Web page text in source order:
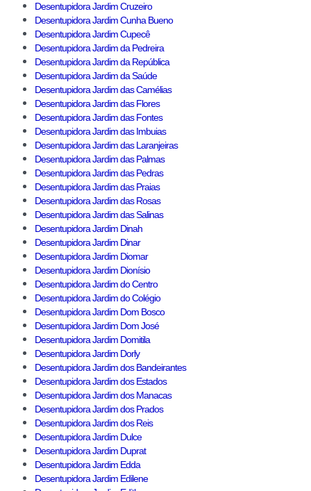
Desentupidora Jardim Cruzeiro
Desentupidora Jardim Cunha Bueno
Desentupidora Jardim Cupecê
Desentupidora Jardim da Pedreira
Desentupidora Jardim da República
Desentupidora Jardim da Saúde
Desentupidora Jardim das Camélias
Desentupidora Jardim das Flores
Desentupidora Jardim das Fontes
Desentupidora Jardim das Imbuias
Desentupidora Jardim das Laranjeiras
Desentupidora Jardim das Palmas
Desentupidora Jardim das Pedras
Desentupidora Jardim das Praias
Desentupidora Jardim das Rosas
Desentupidora Jardim das Salinas
Desentupidora Jardim Dinah
Desentupidora Jardim Dinar
Desentupidora Jardim Diomar
Desentupidora Jardim Dionísio
Desentupidora Jardim do Centro
Desentupidora Jardim do Colégio
Desentupidora Jardim Dom Bosco
Desentupidora Jardim Dom José
Desentupidora Jardim Domitila
Desentupidora Jardim Dorly
Desentupidora Jardim dos Bandeirantes
Desentupidora Jardim dos Estados
Desentupidora Jardim dos Manacas
Desentupidora Jardim dos Prados
Desentupidora Jardim dos Reis
Desentupidora Jardim Dulce
Desentupidora Jardim Duprat
Desentupidora Jardim Edda
Desentupidora Jardim Edilene